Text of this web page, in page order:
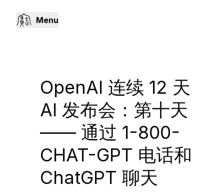
Menu
OpenAI 连续 12 天
AI 发布会：第十天
—— 通过 1-800-
CHAT-GPT 电话和
ChatGPT 聊天